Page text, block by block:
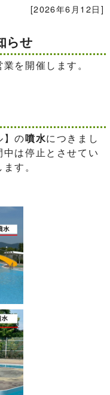
[2026年6月12日]
らせ
を開催します。
】の噴水につきまし
は停止とさせてい
す。